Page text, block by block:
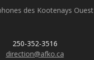
des Kootenays Ouest
250-352-3516
direction@afko.ca